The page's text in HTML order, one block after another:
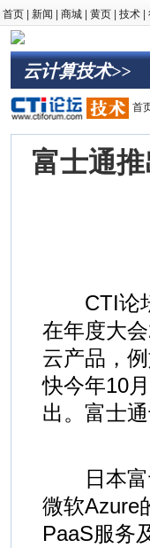
首页 新闻 商城 黄页 技术
云计算技术>>
首
富士通
CTI论坛
在年度大
云产品，
快今年10
出。富士
日本富
微软Azure
PaaS服务